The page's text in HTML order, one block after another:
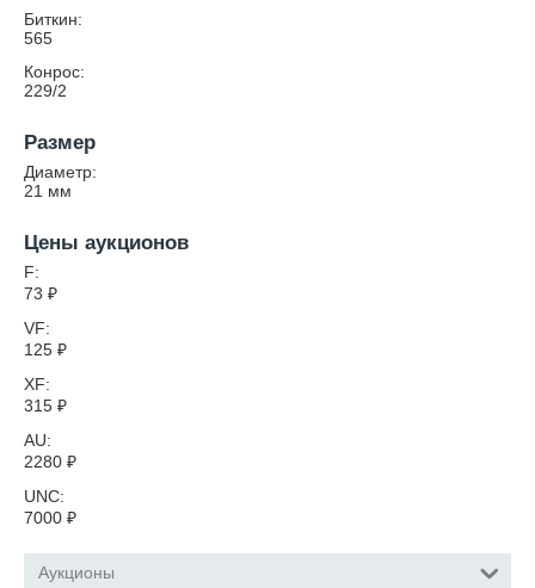
Биткин:
565
Конрос:
229/2
Размер
Диаметр:
21 мм
Цены аукционов
F:
73 ₽
VF:
125 ₽
XF:
315 ₽
AU:
2280 ₽
UNC:
7000 ₽
Аукционы